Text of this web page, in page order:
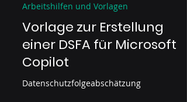
Arbeitshilfen und Vorlagen
Vorlage zur Erstellung
einer DSFA für Microsoft
Copilot
Datenschutzfolgeabschätzung